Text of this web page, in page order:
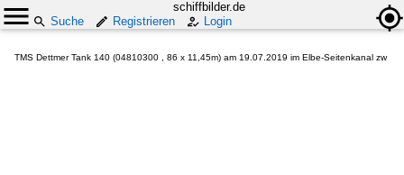
schiffbilder.de
Suche
Registrieren Login
TMS Dettmer Tank 140 (04810300 , 86 x 11,45m) am 19.07.2019 im Elbe-Seitenkanal zw